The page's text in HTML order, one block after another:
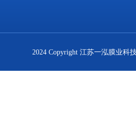
2024 Copyright 江苏一泓膜业科